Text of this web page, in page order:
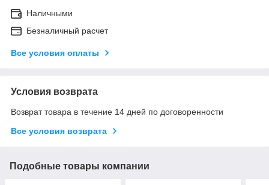
Наличными
Безналичный расчет
Все условия оплаты
Условия возврата
Возврат товара в течение 14 дней по договоренности
Все условия возврата
Подобные товары компании